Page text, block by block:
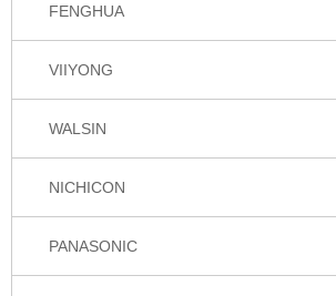
FENGHUA
VIIYONG
WALSIN
NICHICON
PANASONIC